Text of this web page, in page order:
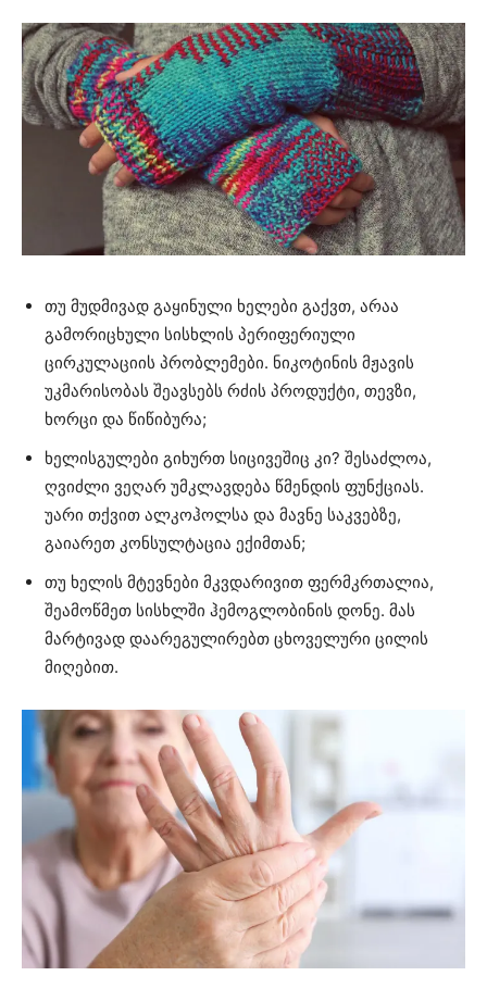
თუ მუდმივად გაყინული ხელები გაქვთ, არაა
გამორიცხული სისხლის პერიფერიული
ცირკულაციის პრობლემები. ნიკოტინის მჟავის
უკმარისობას შეავსებს რძის პროდუქტი, თევზი,
ხორცი და წიწიბურა;
ხელისგულები გიხურთ სიცივეშიც კი? შესაძლოა,
ღვიძლი ვეღარ უმკლავდება წმენდის ფუნქციას.
უარი თქვით ალკოჰოლსა და მავნე საკვებზე,
გაიარეთ კონსულტაცია ექიმთან;
თუ ხელის მტევნები მკვდარივით ფერმკრთალია,
შეამოწმეთ სისხლში ჰემოგლობინის დონე. მას
მარტივად დაარეგულირებთ ცხოველური ცილის
მიღებით.